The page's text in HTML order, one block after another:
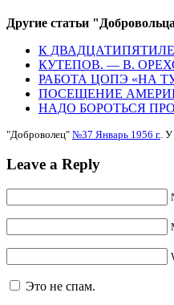
Другие статьи
К
КУТЕПОВ. — В.
РАБОТА ЦОПЭ «НА
ПОСЕЩЕНИЕ
НАДО БОРОТЬСЯ
"Доброволец" №37 Январь 1956 г. .
Leave a Reply
Это не спам.